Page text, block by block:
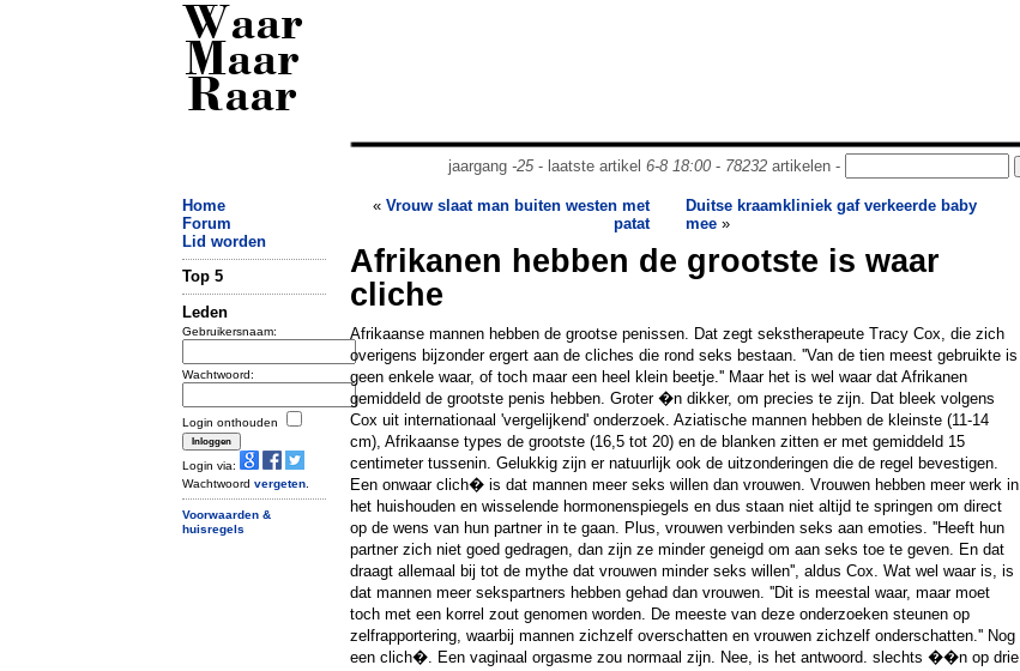
Waar
Maar
Raar
jaargang -25- laatste artikel 6-8 18:00- 78232artikelen -
Home
Forum
Lid worden
Top 5
Leden
Gebruikersnaam:
Wachtwoord:
Login onthouden
Login via:
Wachtwoord vergeten
Voorwaarden &
huisregels
« Vrouw slaat man buiten westen met
patat
Duitse kraamkliniek gaf verkeerde baby
mee »
Afrikanen hebben de grootste is waar
cliche
Afrikaanse mannen hebben de grootse penissen. Dat zegt sekstherapeute Tracy Cox, die zich
overigens bijzonder ergert aan de cliches die rond seks bestaan. ''Van de tien meest gebruikte is
geen enkele waar, of toch maar een heel klein beetje.'' Maar het is wel waar dat Afrikanen
gemiddeld de grootste penis hebben. Groter �n dikker, om precies te zijn. Dat bleek volgens
Cox uit internationaal 'vergelijkend' onderzoek. Aziatische mannen hebben de kleinste (11-14
cm), Afrikaanse types de grootste (16,5 tot 20) en de blanken zitten er met gemiddeld 15
centimeter tussenin. Gelukkig zijn er natuurlijk ook de uitzonderingen die de regel bevestigen.
Een onwaar clich� is dat mannen meer seks willen dan vrouwen. Vrouwen hebben meer werk in
het huishouden en wisselende hormonenspiegels en dus staan niet altijd te springen om direct
op de wens van hun partner in te gaan. Plus, vrouwen verbinden seks aan emoties. ''Heeft hun
partner zich niet goed gedragen, dan zijn ze minder geneigd om aan seks toe te geven. En dat
draagt allemaal bij tot de mythe dat vrouwen minder seks willen'', aldus Cox. Wat wel waar is, is
dat mannen meer sekspartners hebben gehad dan vrouwen. ''Dit is meestal waar, maar moet
toch met een korrel zout genomen worden. De meeste van deze onderzoeken steunen op
zelfrapportering, waarbij mannen zichzelf overschatten en vrouwen zichzelf onderschatten.'' Nog
een clich�. Een vaginaal orgasme zou normaal zijn. Nee, is het antwoord. slechts ��n op drie